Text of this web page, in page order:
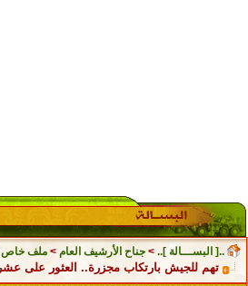
..[ البســـالة ].. > جناح الأرشيف العام > ملف خاص
تهم للجيش بارتكاب مجزرة.. العثور على